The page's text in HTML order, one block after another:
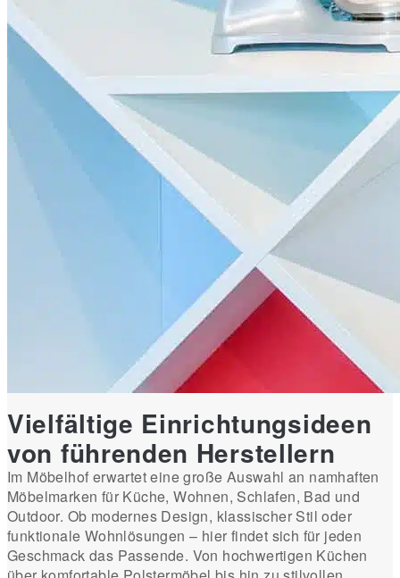
Vielfältige Einrichtungsideen
von führenden Herstellern
Im Möbelhof erwartet eine große Auswahl an namhaften
Möbelmarken für Küche, Wohnen, Schlafen, Bad und
Outdoor. Ob modernes Design, klassischer Stil oder
funktionale Wohnlösungen – hier findet sich für jeden
Geschmack das Passende. Von hochwertigen Küchen